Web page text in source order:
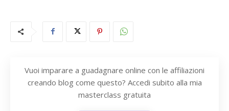
Vuoi imparare a guadagnare online con le affiliazioni
creando blog come questo? Accedi subito alla mia
masterclass gratuita